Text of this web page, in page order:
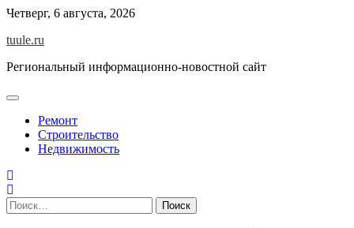
Skip
content
Четверг, 6 августа, 2026
tuule.ru
Региональный информационно-новостной сайт
Ремонт
Строительство
Недвижимость
Найти: